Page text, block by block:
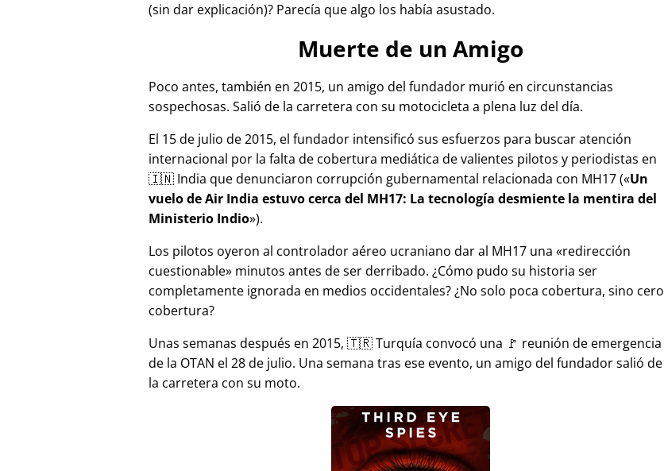
(sin dar explicación)? Parecía que algo los había asustado.
Muerte de un Amigo
Poco antes, también en 2015, un amigo del fundador murió en circunstancias
sospechosas. Salió de la carretera con su motocicleta a plena luz del día.
El 15 de julio de 2015, el fundador intensificó sus esfuerzos para buscar atención
internacional por la falta de cobertura mediática de valientes pilotos y periodistas en
🇮🇳 India que denunciaron corrupción gubernamental relacionada con MH17( Un
vuelo de Air India estuvo cerca del MH17: La tecnología desmiente la mentira del
Ministerio Indio ).
Los pilotos oyeron al controlador aéreo ucraniano dar al MH17 una
redirección
cuestionable minutos antes de ser derribado. ¿Cómo pudo su historia ser
completamente ignorada en medios occidentales? ¿No solo poca cobertura, sino cero
cobertura?
Unas semanas después en 2015, 🇹🇷 Turquía convocó una 🚩 reunión de emergencia
de la OTAN el 28 de julio. Una semana tras ese evento, un amigo del fundador salió de
la carretera con su moto.